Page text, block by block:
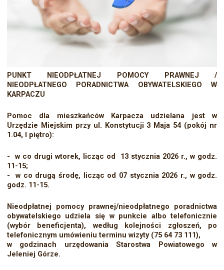
PUNKT NIEODPŁATNEJ POMOCY PRAWNEJ /
NIEODPŁATNEGO PORADNICTWA OBYWATELSKIEGO W
KARPACZU
Pomoc dla mieszkańców Karpacza udzielana jest w
Urzędzie Miejskim przy ul. Konstytucji 3 Maja 54 (pokój nr
1.04, I piętro):
- w co drugi wtorek, licząc od 13 stycznia 2026 r., w godz.
11-15;
- w co drugą środę, licząc od 07 stycznia 2026 r., w godz.
godz. 11-15.
Nieodpłatnej pomocy prawnej/nieodpłatnego poradnictwa
obywatelskiego udziela się w punkcie albo telefonicznie
(wybór beneficjenta), według kolejności zgłoszeń, po
telefonicznym umówieniu terminu wizyty (75 64 73 111),
w godzinach urzędowania Starostwa Powiatowego w
Jeleniej Górze.